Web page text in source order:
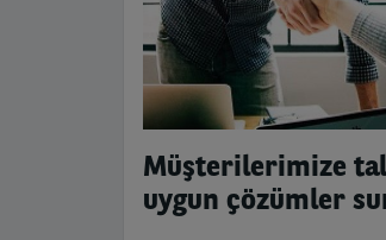
Müşterilerimize
uygun çözümler